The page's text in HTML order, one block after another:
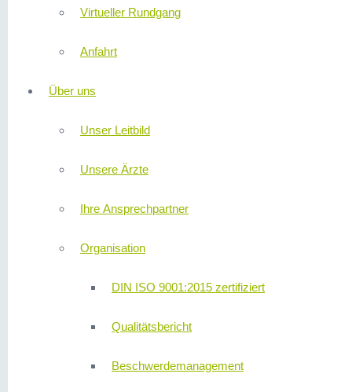
Virtueller Rundgang
Anfahrt
Über uns
Unser Leitbild
Unsere Ärzte
Ihre Ansprechpartner
Organisation
DIN ISO 9001:2015 zertifiziert
Qualitätsbericht
Beschwerdemanagement